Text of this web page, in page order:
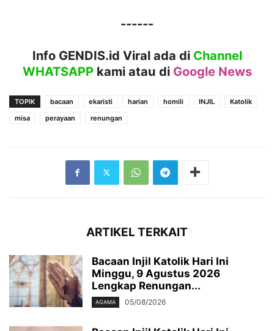
------
Info GENDIS.id Viral ada di Channel
WHATSAPPkami atau di Google News
TOPIK bacaan ekaristi harian homili INJIL
Katolik
misa
perayaan renungan
ARTIKEL TERKAIT
Bacaan Injil Katolik Hari Ini
Minggu, 9 Agustus 2026
Lengkap Renungan...
AGAMA 05/08/2026